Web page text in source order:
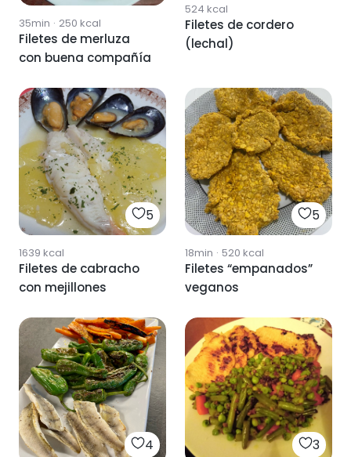
35min · 250 kcal
Filetes de merluza
con buena compañía
524 kcal
Filetes de cordero
(lechal)
5
1639 kcal
Filetes de cabracho
con mejillones
5
18min · 520 kcal
Filetes “empanados”
veganos
4 3